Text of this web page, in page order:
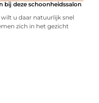
bij deze schoonheidssalon
u daar natuurlijk snel
zich in het gezicht